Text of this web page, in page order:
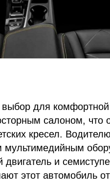
для комфортной
салоном, что
кресел.
и
этот автомобиль